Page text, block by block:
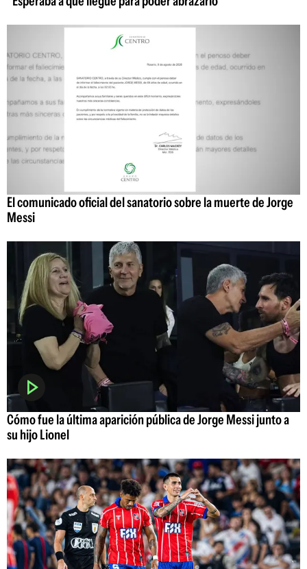
El comunicado oficial del sanatorio sobre la muerte de Jorge
Messi
Cómo fue la última aparición pública de Jorge Messi junto a
su hijo Lionel